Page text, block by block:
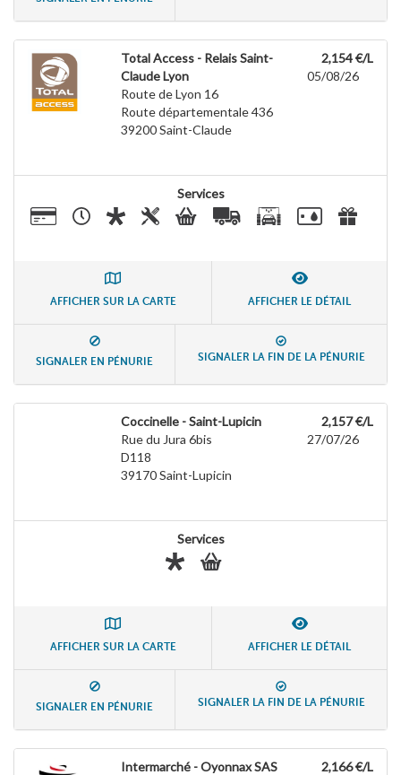
Total Access - Relais Saint-
Claude Lyon
Route de Lyon 16
Route départementale 436
39200Saint-Claude
2,154 €/L
05/08/26
Services
AFFICHER SUR LA CARTE AFFICHER LE DÉTAIL
SIGNALER EN PÉNURIE SIGNALER LA FIN DE LA PÉNURIE
Coccinelle - Saint-Lupicin
Rue du Jura 6bis
D118
39170Saint-Lupicin
2,157 €/L
27/07/26
Services
AFFICHER SUR LA CARTE AFFICHER LE DÉTAIL
SIGNALER EN PÉNURIE SIGNALER LA FIN DE LA PÉNURIE
Intermarché - Oyonnax SAS
2,166 €/L